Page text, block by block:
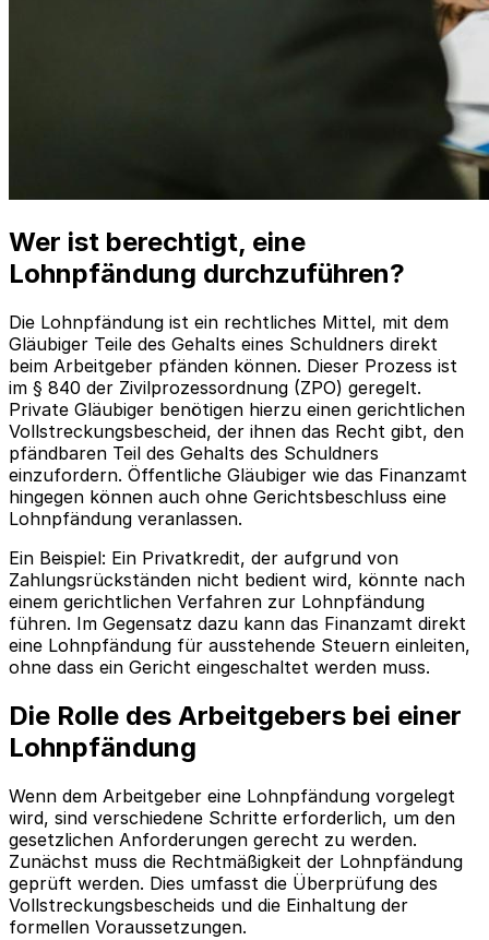
Wer ist berechtigt, eine
Lohnpfändung durchzuführen?
Die Lohnpfändung ist ein rechtliches Mittel, mit dem
Gläubiger Teile des Gehalts eines Schuldners direkt
beim Arbeitgeber pfänden können. Dieser Prozess ist
im § 840 der Zivilprozessordnung (ZPO) geregelt.
Private Gläubiger benötigen hierzu einen gerichtlichen
Vollstreckungsbescheid, der ihnen das Recht gibt, den
pfändbaren Teil des Gehalts des Schuldners
einzufordern. Öffentliche Gläubiger wie das Finanzamt
hingegen können auch ohne Gerichtsbeschluss eine
Lohnpfändung veranlassen.
Ein Beispiel: Ein Privatkredit, der aufgrund von
Zahlungsrückständen nicht bedient wird, könnte nach
einem gerichtlichen Verfahren zur Lohnpfändung
führen. Im Gegensatz dazu kann das Finanzamt direkt
eine Lohnpfändung für ausstehende Steuern einleiten,
ohne dass ein Gericht eingeschaltet werden muss.
Die Rolle des Arbeitgebers bei einer
Lohnpfändung
Wenn dem Arbeitgeber eine Lohnpfändung vorgelegt
wird, sind verschiedene Schritte erforderlich, um den
gesetzlichen Anforderungen gerecht zu werden.
Zunächst muss die Rechtmäßigkeit der Lohnpfändung
geprüft werden. Dies umfasst die Überprüfung des
Vollstreckungsbescheids und die Einhaltung der
formellen Voraussetzungen.